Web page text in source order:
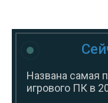
Названа самая
игрового ПК в